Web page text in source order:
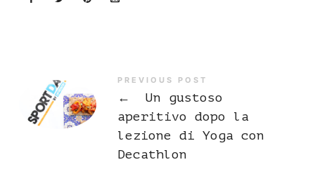
PREVIOUS POST
←
Un gustoso
aperitivo dopo la
lezione di Yoga con
Decathlon